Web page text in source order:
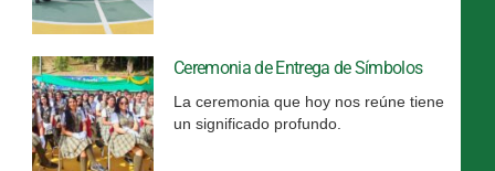
Ceremonia de Entrega de Símbolos
La ceremonia que hoy nos reúne tiene
un significado profundo.